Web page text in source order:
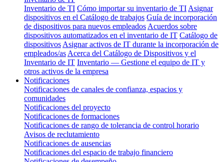
Inventario de TI Cómo importar su inventario de TI Asignar
dispositivos en el Catálogo de trabajos Guía de incorporación
de dispositivos para nuevos empleados Acuerdos sobre
dispositivos automatizados en el inventario de IT Catálogo de
dispositivos Asignar activos de IT durante la incorporación de
empleados/as Acerca del Catálogo de Dispositivos y el
Inventario de IT Inventario — Gestione el equipo de IT y
otros activos de la empresa
Notificaciones
Notificaciones de canales de confianza, espacios y
comunidades
Notificaciones del proyecto
Notificaciones de formaciones
Notificaciones de rango de tolerancia de control horario
Avisos de reclutamiento
Notificaciones de ausencias
Notificaciones del espacio de trabajo financiero